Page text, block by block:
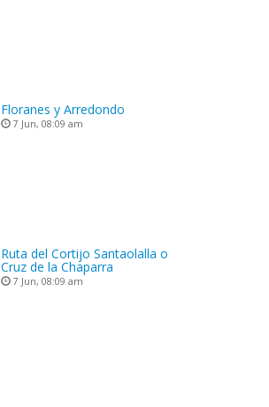
Floranes y Arredondo
7 Jun, 08:09 am
Ruta del Cortijo Santaolalla o
Cruz de la Chaparra
7 Jun, 08:09 am